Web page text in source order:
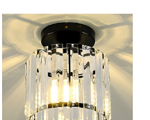
Blanc Chaud 5w